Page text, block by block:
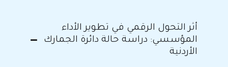
أثر التحول الرقمي في تطوير الأداء
المؤسسي: دراسة حالة دائرة الجمارك
الأردنية